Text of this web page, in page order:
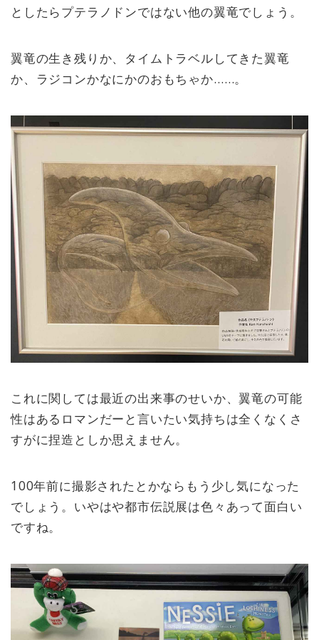
としたらプテラノドンではない他の翼竜でしょう。
翼竜の生き残りか、タイムトラベルしてきた翼竜
か、ラジコンかなにかのおもちゃか……。
これに関しては最近の出来事のせいか、翼竜の可能
性はあるロマンだーと言いたい気持ちは全くなくさ
すがに捏造としか思えません。
100年前に撮影されたとかならもう少し気になった
でしょう。いやはや都市伝説展は色々あって面白い
ですね。